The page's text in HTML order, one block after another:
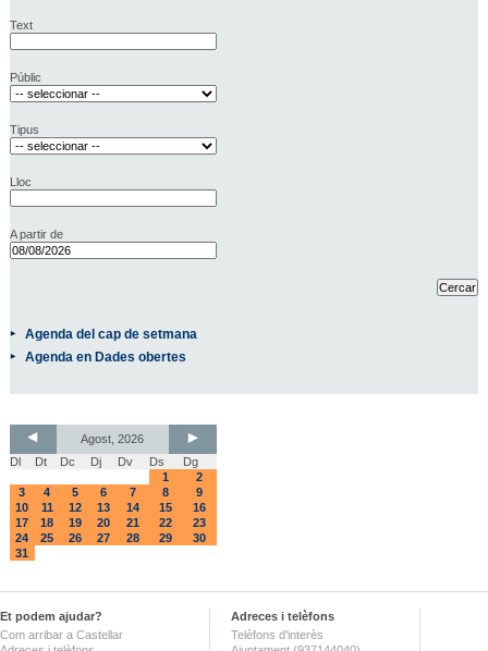
Text
Públic
Tipus
Lloc
A partir de
Agenda del cap de setmana
Agenda en Dades obertes
Agost, 2026
Dl
Dt Dc Dj Dv Ds
Dg
1
2
3
4 5 6 7 8
9
10
11 12 13 14 15
16
17
18 19 20 21 22
23
24
25 26 27 28 29
30
31
Et podem ajudar?
Com arribar a Castellar
Adreces i telèfons
Telèfons d'interès